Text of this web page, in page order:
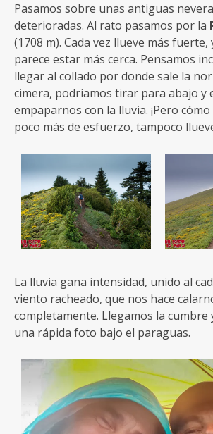
Pasamos sobre unas antiguas
deterioradas. Al rato pasamos por la
(1708 m). Cada vez llueve más
parece estar más cerca. Pensamos
llegar al collado por donde sale la
cimera, podríamos tirar para abajo y
empaparnos con la lluvia. ¡Pero
poco más de esfuerzo, tampoco
La lluvia gana intensidad, unido al
viento racheado, que nos hace
completamente. Llegamos la cumbre
una rápida foto bajo el paraguas.